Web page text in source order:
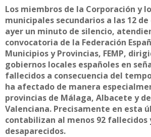
Los miembros de la Corporación y
municipales secundarios a las 12
ayer un minuto de silencio,
convocatoria de la Federación
Municipios y Provincias, FEMP,
gobiernos locales españoles en
fallecidos a consecuencia del
ha afectado de manera
provincias de Málaga, Albacete y
Valenciana. Precisamente en esta
contabilizan al menos 92 fallecidos
desaparecidos.